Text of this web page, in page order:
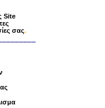
Site
σας.